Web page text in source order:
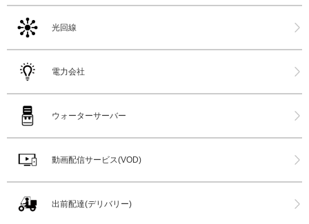
光回線
電力会社
ウォーターサーバー
動画配信サービス(VOD)
出前配達(デリバリー)